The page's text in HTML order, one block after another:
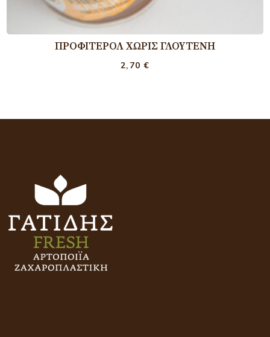
ΠΡΟΦΙΤΕΡΌΛ ΧΩΡΊΣ ΓΛΟΥΤΈΝΗ
2,70€